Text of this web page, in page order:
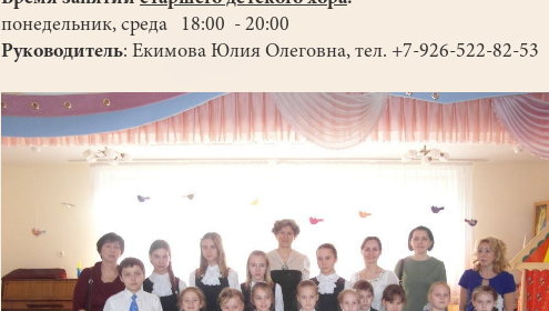
понедельник, среда 18:00 - 20:00
Руководитель: Екимова Юлия Олеговна, тел. +7-926-522-82-53